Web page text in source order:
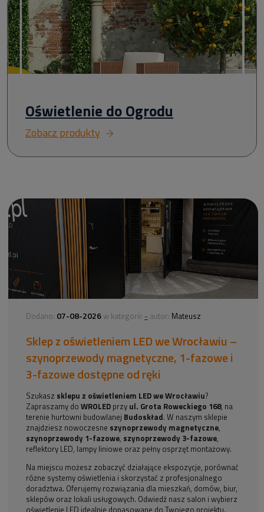
Oświetlenie do Ogrodu
Zobacz produkty
Dodano: 07-08-2026 w kategorii: - autor: Mateusz
Sklep z oświetleniem LED we Wrocławiu –
szynoprzewody magnetyczne, 1-fazowe i
3-fazowe dostępne od ręki
Szukasz sklepu z oświetleniem LED we Wrocławiu?
Zapraszamy doWROLED przy ul. Grota Roweckiego 168, na
terenie hurtowni budowlanej Budoskład. W naszym sklepie
znajdziesz nowoczesne szynoprzewody magnetyczne,
szynoprzewody 1-fazowe, szynoprzewody 3-fazowe,
reflektory LED, lampy liniowe oraz pełny osprzęt montażowy.
Na miejscu możesz zobaczyć działające ekspozycje, porównać
różne systemy oświetlenia i skorzystać z profesjonalnego
doradztwa. Oferujemy rozwiązania dla mieszkań, domów, biur,
sklepów oraz lokali usługowych. Odwiedź nasz salon i wybierz